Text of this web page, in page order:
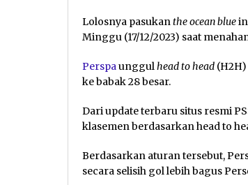
Lolosnya pasukanthe ocean blue
Minggu (17/12/2023) saat
Perspaunggulhead to head
ke babak 28 besar.
Dari update terbaru situs resmi
klasemen berdasarkan head to
Berdasarkan aturan tersebut,
secara selisih gol lebih bagus